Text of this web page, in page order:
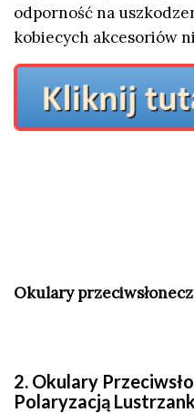
odporność na
kobiecych akcesoriów
Okulary
2. Okulary
Polaryzacją